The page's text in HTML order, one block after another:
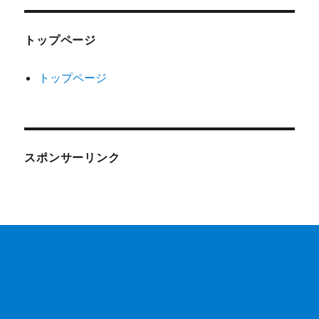
トップページ
トップページ
スポンサーリンク